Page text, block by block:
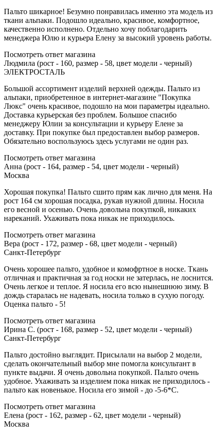
Пальто шикарное! Безумно понравилась именно эта модель из
ткани альпаки. Подошло идеально, красивое, комфортное,
качественно исполнено. Отдельно хочу поблагодарить
менеджера Юлю и курьера Елену за высокий уровень работы.
Посмотреть ответ магазина
Людмила (рост - 160, размер - 58, цвет модели - черный)
ЭЛЕКТРОСТАЛЬ
Большой ассортимент изделий верхней одежды. Пальто из
альпаки, приобретенное в интернет-магазине "Покупка
Люкс" очень красивое, подошло на мои параметры идеально.
Доставка курьерская без проблем. Большое спасибо
менеджеру Юлии за консультации и курьеру Елене за
доставку. При покупке был предоставлен выбор размеров.
Обязательно воспользуюсь здесь услугами не один раз.
Посмотреть ответ магазина
Анна (рост - 164, размер - 54, цвет модели - черный)
Москва
Хорошая покупка! Пальто сшито прям как лично для меня. На
рост 164 см хорошая посадка, рукав нужной длины. Носила
его весной и осенью. Очень довольна покупкой, никаких
нареканий. Ухаживать пока никак не приходилось.
Посмотреть ответ магазина
Вера (рост - 172, размер - 68, цвет модели - черный)
Санкт-Петербург
Очень хорошее пальто, удобное и комофртное в носке. Ткань
отличная и практичная за год носки не затерлась, не лоснится.
Очень легкое и теплое. Я носила его всю нынешнюю зиму. В
дождь старалась не надевать, носила только в сухую погоду.
Оценка пальто - 5!
Посмотреть ответ магазина
Ирина С. (рост - 168, размер - 52, цвет модели - черный)
Санкт-Петербург
Пальто достойно выглядит. Присылали на выбор 2 модели,
сделать окончательный выбор мне помогла консультант в
пункте выдачи. Я очень довольна покупкой. Пальто очень
удобное. Ухаживать за изделием пока никак не приходилось -
пальто как новенькое. Носила его зимой - до -5-6*С.
Посмотреть ответ магазина
Елена (рост - 162, размер - 62, цвет модели - черный)
Москва